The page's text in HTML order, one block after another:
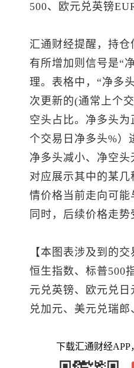
500、欧元兑英镑
汇通财经提醒，持
有所增加则信号是“
理。表格中，“净多
次更新的(通常上个
空头占比。净多头
个交易日净多头%）
净多头减小、净空
对应展示其中的某
情价格当前走向可
同时，后续价格走
【本图表涉及到的交
恒生指数、 标普500
元兑英镑、欧元兑日
兑加元、 美元兑瑞郎
下载汇通财经